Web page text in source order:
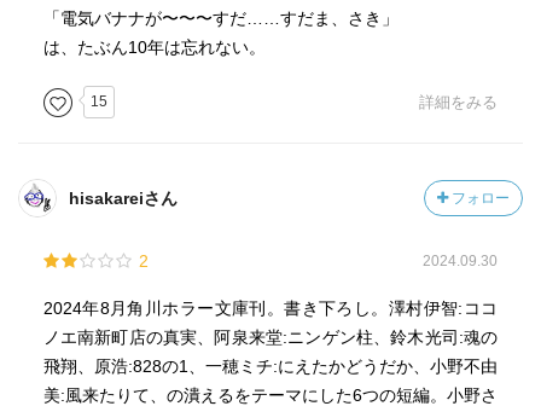
「電気バナナが〜〜〜すだ……すだま、さき」
は、たぶん10年は忘れない。
15 詳細をみる
hisakareiさん フォロー
2 2024.09.30
2024年8月角川ホラー文庫刊。書き下ろし。澤村伊智:ココ
ノエ南新町店の真実、阿泉来堂:ニンゲン柱、鈴木光司:魂の
飛翔、原浩:828の1、一穂ミチ:にえたかどうだか、小野不由
美:風来たりて、の潰えるをテーマにした6つの短編。小野さ